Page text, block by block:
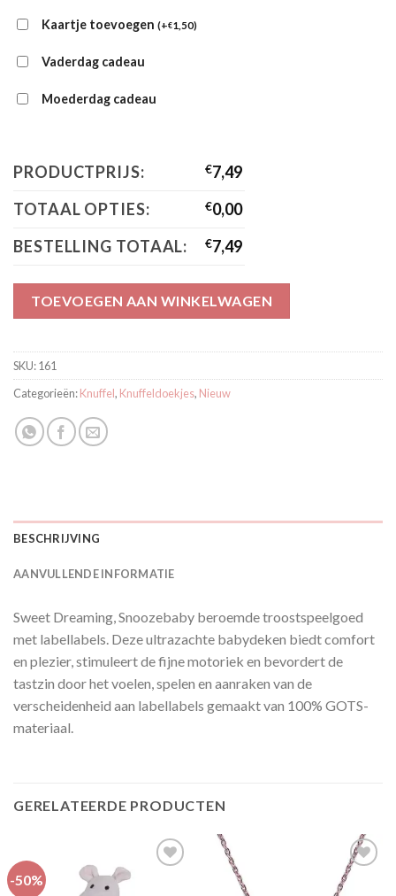
Kaartje toevoegen (+€1,50)
Vaderdag cadeau
Moederdag cadeau
PRODUCTPRIJS: €7,49
TOTAAL OPTIES:
€0,00
BESTELLING TOTAAL:
€7,49
TOEVOEGEN AAN WINKELWAGEN
SKU:161
Categorieën:Knuffel, Knuffeldoekjes, Nieuw
BESCHRIJVING
AANVULLENDE INFORMATIE
Sweet Dreaming, Snoozebaby beroemde troostspeelgoed
met labellabels. Deze ultrazachte babydeken biedt comfort
en plezier, stimuleert de fijne motoriek en bevordert de
tastzin door het voelen, spelen en aanraken van de
verscheidenheid aan labellabels gemaakt van 100% GOTS-
materiaal.
GERELATEERDE PRODUCTEN
-50%